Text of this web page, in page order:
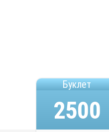
Буклет
2500